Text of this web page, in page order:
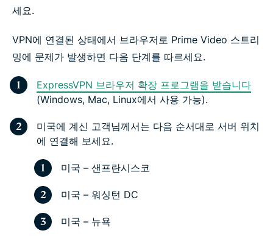
세요.
VPN에 연결된 상태에서 브라우저로 Prime Video 스트리
밍에 문제가 발생하면 다음 단계를 따르세요.
ExpressVPN 브라우저 확장 프로그램을 받습니다
(Windows, Mac, Linux에서 사용 가능).
미국에 계신 고객님께서는 다음 순서대로 서버 위치
에 연결해 보세요.
미국 – 샌프란시스코
미국 – 워싱턴 DC
미국 – 뉴욕